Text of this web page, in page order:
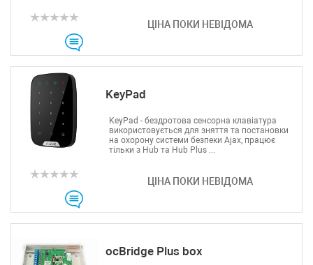
Jilong
Одескабель
ЗЗКМ
Netis
Fibaro
Logic Power
Furukawa
Signal Fire
Full Energy
Grandstream
Utepo
Yokogawa
ЦІНА ПОКИ НЕВІДОМА
KeyPad
ЦІНА ПОКИ НЕВІДОМА
KeyPad - бездротова сенсорна клавіатура
використовується для зняття та постановки
на охорону системи безпеки Ajax, працює
тільки з Hub та Hub Plus ...
ocBridge Plus box